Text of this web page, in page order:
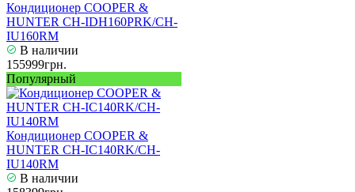
Кондиционер COOPER &
HUNTER CH-IDH160PRK/CH-
IU160RM
В наличии
155999грн.
Популярный
Кондиционер COOPER &
HUNTER CH-IC140RK/CH-
IU140RM
В наличии